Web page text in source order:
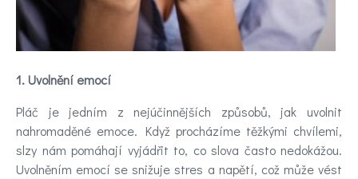
1. Uvolnění emocí
Pláč je jedním z nejúčinnějších způsobů, jak uvolnit
nahromaděné emoce. Když procházíme těžkými chvílemi,
slzy nám pomáhají vyjádřit to, co slova často nedokážou.
Uvolněním emocí se snižuje stres a napětí, což může vést